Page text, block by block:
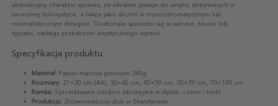
abstrakcyjny charakter sprawia, że idealnie pasuje do wnętrz utrzymanych w
neutralnej kolorystyce, a także jako akcent w monochromatycznym lub
minimalistycznym designie. Doskonale sprawdzi się w salonie, biurze lub
sypialni, nadając przestrzeni artystycznego wyrazu.
Specyfikacja produktu
Materiał: Papier matowy premium 240g
Rozmiary: 21×30 cm (A4), 30×40 cm, 40×50 cm, 50×70 cm, 70×100 cm
Ramka: Sprzedawana osobno (dostępna w dębie, czerni i bieli)
Produkcja: Zrównoważony druk w Skandynawii